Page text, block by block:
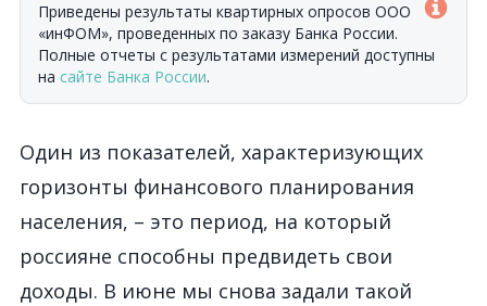
Приведены результаты квартирных опросов ООО
«инФОМ», проведенных по заказу Банка России.
Полные отчеты с результатами измерений доступны
на сайте Банка России.
Один из показателей, характеризующих
горизонты финансового планирования
населения, – это период, на который
россияне способны предвидеть свои
доходы. В июне мы снова задали такой